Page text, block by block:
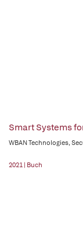
Smart Systems
WBAN Technologies,
2021 | Buch